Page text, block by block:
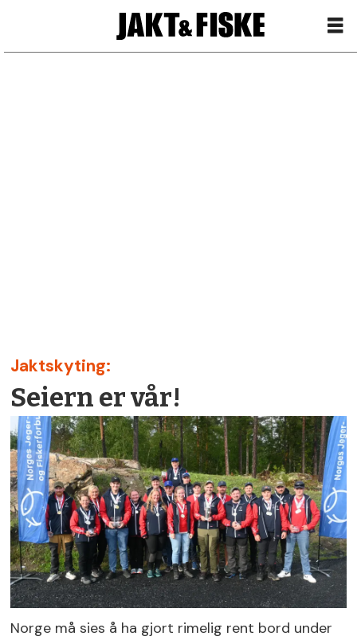
Jaktskyting:
Seiern er vår!
Norge må sies å ha gjort rimelig rent bord under